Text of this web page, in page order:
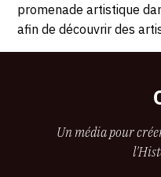
promenade artistique
afin de découvrir des
Un média pour